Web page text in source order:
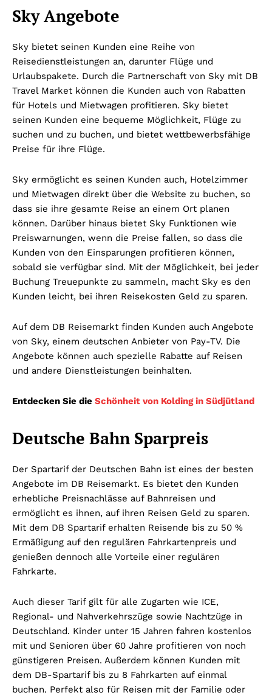
Sky Angebote
Sky bietet seinen Kunden eine Reihe von
Reisedienstleistungen an, darunter Flüge und
Urlaubspakete. Durch die Partnerschaft von Sky mit DB
Travel Market können die Kunden auch von Rabatten
für Hotels und Mietwagen profitieren. Sky bietet
seinen Kunden eine bequeme Möglichkeit, Flüge zu
suchen und zu buchen, und bietet wettbewerbsfähige
Preise für ihre Flüge.
Sky ermöglicht es seinen Kunden auch, Hotelzimmer
und Mietwagen direkt über die Website zu buchen, so
dass sie ihre gesamte Reise an einem Ort planen
können. Darüber hinaus bietet Sky Funktionen wie
Preiswarnungen, wenn die Preise fallen, so dass die
Kunden von den Einsparungen profitieren können,
sobald sie verfügbar sind. Mit der Möglichkeit, bei jeder
Buchung Treuepunkte zu sammeln, macht Sky es den
Kunden leicht, bei ihren Reisekosten Geld zu sparen.
Auf dem DB Reisemarkt finden Kunden auch Angebote
von Sky, einem deutschen Anbieter von Pay-TV. Die
Angebote können auch spezielle Rabatte auf Reisen
und andere Dienstleistungen beinhalten.
Entdecken Sie die Schönheit von Kolding in Südjütland
Deutsche Bahn Sparpreis
Der Spartarif der Deutschen Bahn ist eines der besten
Angebote im DB Reisemarkt. Es bietet den Kunden
erhebliche Preisnachlässe auf Bahnreisen und
ermöglicht es ihnen, auf ihren Reisen Geld zu sparen.
Mit dem DB Spartarif erhalten Reisende bis zu 50 %
Ermäßigung auf den regulären Fahrkartenpreis und
genießen dennoch alle Vorteile einer regulären
Fahrkarte.
Auch dieser Tarif gilt für alle Zugarten wie ICE,
Regional- und Nahverkehrszüge sowie Nachtzüge in
Deutschland. Kinder unter 15 Jahren fahren kostenlos
mit und Senioren über 60 Jahre profitieren von noch
günstigeren Preisen. Außerdem können Kunden mit
dem DB-Spartarif bis zu 8 Fahrkarten auf einmal
buchen. Perfekt also für Reisen mit der Familie oder